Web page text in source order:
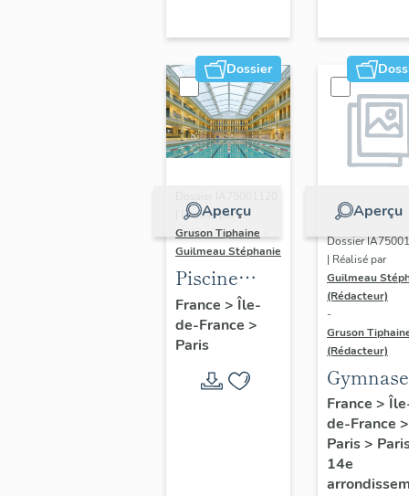
Dossier
Aperçu
| Réalisé par
Gruson Tiphaine
Guilmeau Stéphanie
Piscine
Pontoise
France > Île-
de-France >
Paris
Aperçu
Dossier
| Réalisé par
Guilmeau
(Rédacteur)
-
Gruson
(Rédacteur)
Gymnase
France >
de-France >
Paris>
14e